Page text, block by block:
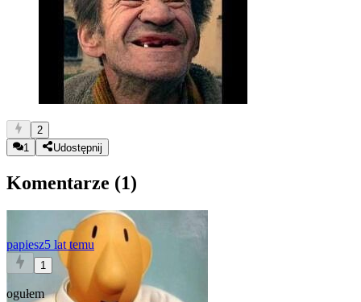
2
1
Udostępnij
Komentarze (1)
papiesz5 lat temu
1
ogułem